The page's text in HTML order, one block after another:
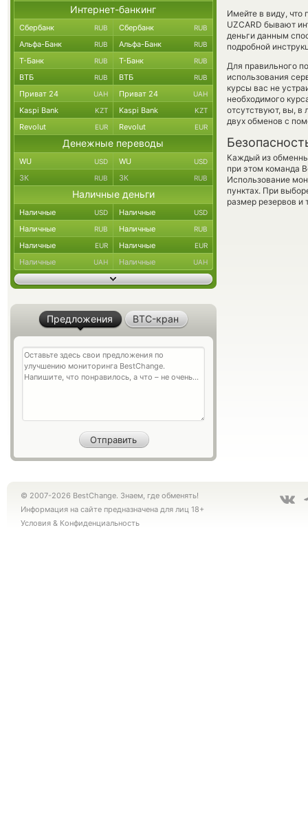
Имейте в виду, что
UZCARD бывают
деньги данным
подробной
Для правильного
использования
курсы вас не
необходимого
отсутствуют, вы, в
двух обменов с
Каждый из
при этом команда
Использование
пунктах. При
размер резервов и
Интернет-банкинг
Сбербанк RUB Сбербанк RUB
Альфа-Банк RUB Альфа-Банк RUB
Т-Банк RUB Т-Банк RUB
ВТБ RUB ВТБ RUB
Приват 24 UAH Приват 24 UAH
Kaspi Bank KZT Kaspi Bank KZT
Revolut EUR Revolut EUR
Денежные переводы
WU USD WU USD
ЗК RUB ЗК RUB
Наличные деньги
Наличные USD Наличные USD
Наличные RUB Наличные RUB
Наличные EUR Наличные EUR
Наличные UAH Наличные UAH
Предложения BTC-кран
© 2007-2026 BestChange. Знаем, где обменять!
Информация на сайте предназначена для лиц 18+
Условия & Конфиденциальность